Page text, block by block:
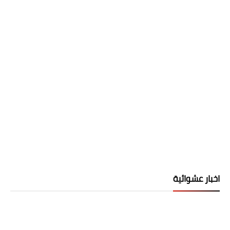
اخبار عشوائية